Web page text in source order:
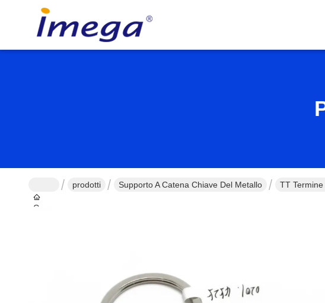
Casa
prodotti Supporto A Catena Chiave Del Metallo TT